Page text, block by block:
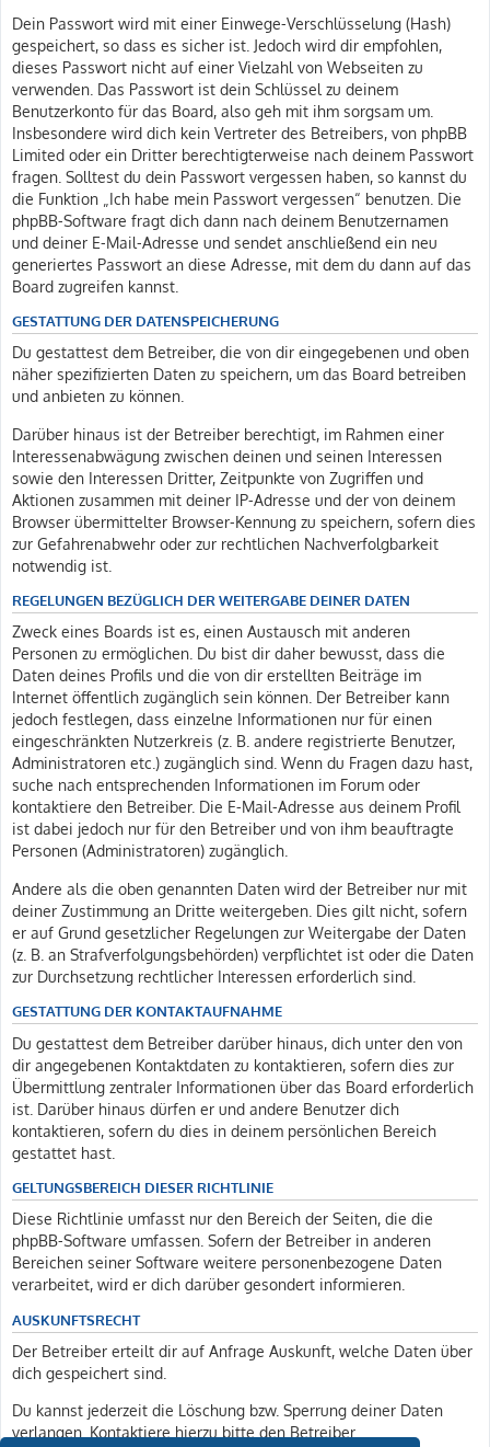
Dein Passwort wird mit einer Einwege-Verschlüsselung (Hash)
gespeichert, so dass es sicher ist. Jedoch wird dir empfohlen,
dieses Passwort nicht auf einer Vielzahl von Webseiten zu
verwenden. Das Passwort ist dein Schlüssel zu deinem
Benutzerkonto für das Board, also geh mit ihm sorgsam um.
Insbesondere wird dich kein Vertreter des Betreibers, von phpBB
Limited oder ein Dritter berechtigterweise nach deinem Passwort
fragen. Solltest du dein Passwort vergessen haben, so kannst du
die Funktion „Ich habe mein Passwort vergessen“ benutzen. Die
phpBB-Software fragt dich dann nach deinem Benutzernamen
und deiner E-Mail-Adresse und sendet anschließend ein neu
generiertes Passwort an diese Adresse, mit dem du dann auf das
Board zugreifen kannst.
GESTATTUNG DER DATENSPEICHERUNG
Du gestattest dem Betreiber, die von dir eingegebenen und oben
näher spezifizierten Daten zu speichern, um das Board betreiben
und anbieten zu können.
Darüber hinaus ist der Betreiber berechtigt, im Rahmen einer
Interessenabwägung zwischen deinen und seinen Interessen
sowie den Interessen Dritter, Zeitpunkte von Zugriffen und
Aktionen zusammen mit deiner IP-Adresse und der von deinem
Browser übermittelter Browser-Kennung zu speichern, sofern dies
zur Gefahrenabwehr oder zur rechtlichen Nachverfolgbarkeit
notwendig ist.
REGELUNGEN BEZÜGLICH DER WEITERGABE DEINER DATEN
Zweck eines Boards ist es, einen Austausch mit anderen
Personen zu ermöglichen. Du bist dir daher bewusst, dass die
Daten deines Profils und die von dir erstellten Beiträge im
Internet öffentlich zugänglich sein können. Der Betreiber kann
jedoch festlegen, dass einzelne Informationen nur für einen
eingeschränkten Nutzerkreis (z. B. andere registrierte Benutzer,
Administratoren etc.) zugänglich sind. Wenn du Fragen dazu hast,
suche nach entsprechenden Informationen im Forum oder
kontaktiere den Betreiber. Die E-Mail-Adresse aus deinem Profil
ist dabei jedoch nur für den Betreiber und von ihm beauftragte
Personen (Administratoren) zugänglich.
Andere als die oben genannten Daten wird der Betreiber nur mit
deiner Zustimmung an Dritte weitergeben. Dies gilt nicht, sofern
er auf Grund gesetzlicher Regelungen zur Weitergabe der Daten
(z. B. an Strafverfolgungsbehörden) verpflichtet ist oder die Daten
zur Durchsetzung rechtlicher Interessen erforderlich sind.
GESTATTUNG DER KONTAKTAUFNAHME
Du gestattest dem Betreiber darüber hinaus, dich unter den von
dir angegebenen Kontaktdaten zu kontaktieren, sofern dies zur
Übermittlung zentraler Informationen über das Board erforderlich
ist. Darüber hinaus dürfen er und andere Benutzer dich
kontaktieren, sofern du dies in deinem persönlichen Bereich
gestattet hast.
GELTUNGSBEREICH DIESER RICHTLINIE
Diese Richtlinie umfasst nur den Bereich der Seiten, die die
phpBB-Software umfassen. Sofern der Betreiber in anderen
Bereichen seiner Software weitere personenbezogene Daten
verarbeitet, wird er dich darüber gesondert informieren.
AUSKUNFTSRECHT
Der Betreiber erteilt dir auf Anfrage Auskunft, welche Daten über
dich gespeichert sind.
Du kannst jederzeit die Löschung bzw. Sperrung deiner Daten
verlangen. Kontaktiere hierzu bitte den Betreiber.